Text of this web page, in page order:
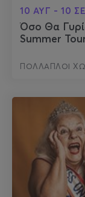
10 ΑΥΓ - 10
Όσο Θα
Summer
ΠΟΛΛΑΠΛΟΙ